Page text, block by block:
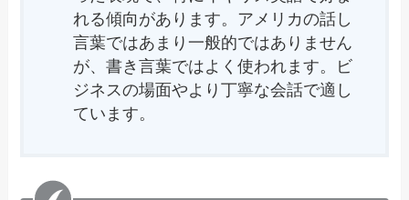
れる傾向があります。アメリカの話し
言葉ではあまり一般的ではありません
が、書き言葉ではよく使われます。ビ
ジネスの場面やより丁寧な会話で適し
ています。